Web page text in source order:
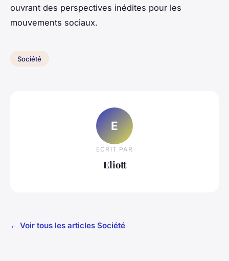
ouvrant des perspectives inédites pour les
mouvements sociaux.
Société
E
ECRIT PAR
Eliott
← Voir tous les articles Société